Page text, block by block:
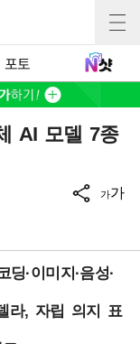
포토
AI 모델 7종
가가
·이미지·음성·
라, 자립 의지 표